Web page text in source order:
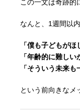
この一文は奇跡的
なんと、1週間以
「僕も子どもがほ
「年齢的に難し
「そういう未来も
という前向きなメ